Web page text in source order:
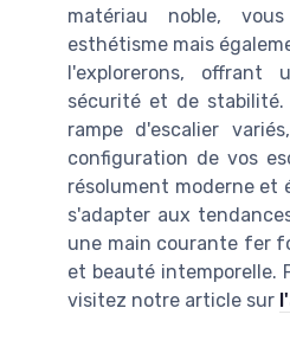
matériau noble,
esthétisme mais
l'explorerons, offrant
sécurité et de stabilité.
rampe d'escalier
configuration de vos
résolument moderne et
s'adapter aux
une main courante fer
et beauté intemporelle.
visitez notre article sur